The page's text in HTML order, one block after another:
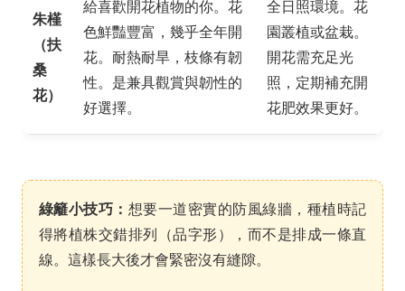
朱槿
（扶
桑
花）
給喜歡開花植物的你。花
色鮮豔豐富，幾乎全年開
花。耐熱耐旱，枝條有韌
性。是兼具觀賞與韌性的
好選擇。
全日照環境。花
園叢植或盆栽。
開花需充足光
照，定期補充開
花肥效果更好。
綠籬小技巧： 想要一道密實的防風綠牆，種植時記
得將植株交錯排列（品字形），而不是排成一條直
線。這樣長大後才會緊密沒有縫隙。